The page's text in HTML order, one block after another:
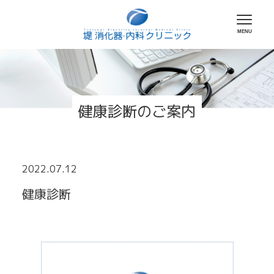
健康診断のご案内
2022.07.12
健康診断